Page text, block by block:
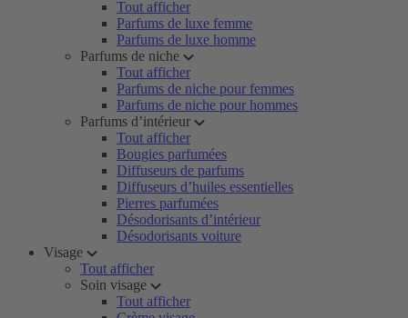
Tout afficher
Parfums de luxe femme
Parfums de luxe homme
Parfums de niche
Tout afficher
Parfums de niche pour femmes
Parfums de niche pour hommes
Parfums d’intérieur
Tout afficher
Bougies parfumées
Diffuseurs de parfums
Diffuseurs d’huiles essentielles
Pierres parfumées
Désodorisants d’intérieur
Désodorisants voiture
Visage
Tout afficher
Soin visage
Tout afficher